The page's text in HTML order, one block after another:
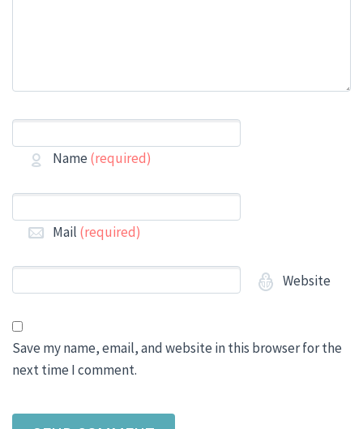
Name (required)
Mail (required)
Website
Save my name, email, and website in this browser for the
next time I comment.